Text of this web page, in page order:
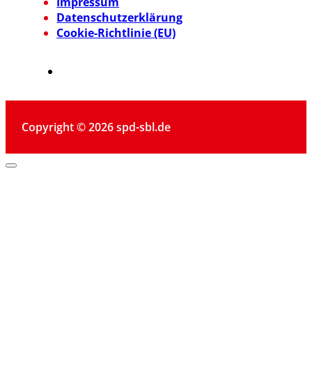
Datenschutzerklärung
Cookie-Richtlinie (EU)
Copyright © 2026 spd-sbl.de